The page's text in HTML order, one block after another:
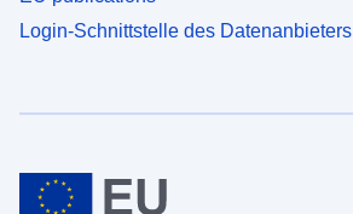
Login-Schnittstelle des Datenanbieters